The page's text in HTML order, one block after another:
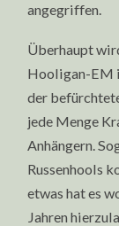
angegriffen.
Überhaupt
Hooligan-EM
der
jede Menge
Anhängern.
Russenhools
etwas hat es
Jahren